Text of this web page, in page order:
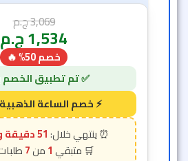
3,069ج.م
1,534ج.م
خصم 50% 🔥
51 دقيقة و 40 ثانية
1
7